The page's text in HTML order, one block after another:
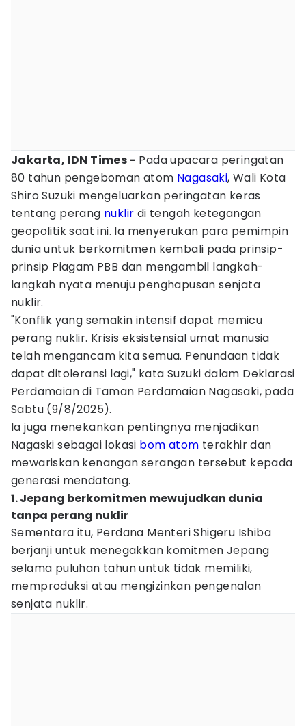
Jakarta, IDN Times - Pada upacara peringatan
80 tahun pengeboman atom Nagasaki, Wali Kota
Shiro Suzuki mengeluarkan peringatan keras
tentang perang nuklir di tengah ketegangan
geopolitik saat ini. Ia menyerukan para pemimpin
dunia untuk berkomitmen kembali pada prinsip-
prinsip Piagam PBB dan mengambil langkah-
langkah nyata menuju penghapusan senjata
nuklir.
"Konflik yang semakin intensif dapat memicu
perang nuklir. Krisis eksistensial umat manusia
telah mengancam kita semua. Penundaan tidak
dapat ditoleransi lagi," kata Suzuki dalam Deklarasi
Perdamaian di Taman Perdamaian Nagasaki, pada
Sabtu (9/8/2025).
Ia juga menekankan pentingnya menjadikan
Nagaski sebagai lokasi bom atom terakhir dan
mewariskan kenangan serangan tersebut kepada
generasi mendatang.
1. Jepang berkomitmen mewujudkan dunia
tanpa perang nuklir
Sementara itu, Perdana Menteri Shigeru Ishiba
berjanji untuk menegakkan komitmen Jepang
selama puluhan tahun untuk tidak memiliki,
memproduksi atau mengizinkan pengenalan
senjata nuklir.